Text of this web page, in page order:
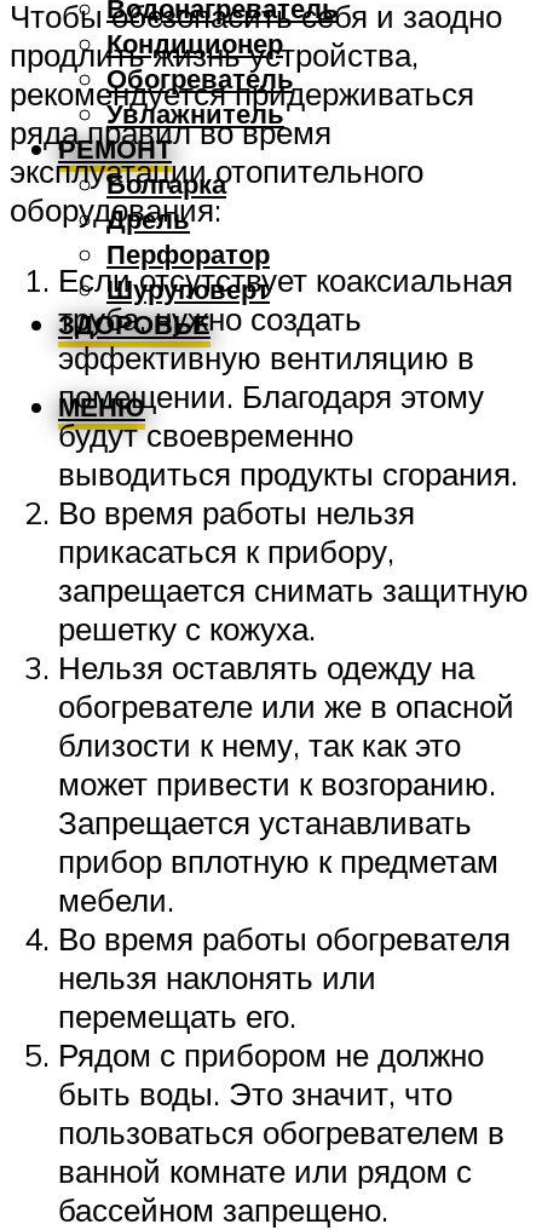
Водонагреватель
Кондиционер
Обогреватель
Увлажнитель
РЕМОНТ
Болгарка
Дрель
Перфоратор
Шуруповерт
ЗДОРОВЬЕ
МЕНЮ
Чтобы обезопасить себя и заодно
продлить жизнь устройства,
рекомендуется придерживаться
ряда правил во время
эксплуатации отопительного
оборудования:
Если отсутствует коаксиальная
труба, нужно создать
эффективную вентиляцию в
помещении. Благодаря этому
будут своевременно
выводиться продукты сгорания.
Во время работы нельзя
прикасаться к прибору,
запрещается снимать защитную
решетку с кожуха.
Нельзя оставлять одежду на
обогревателе или же в опасной
близости к нему, так как это
может привести к возгоранию.
Запрещается устанавливать
прибор вплотную к предметам
мебели.
Во время работы обогревателя
нельзя наклонять или
перемещать его.
Рядом с прибором не должно
быть воды. Это значит, что
пользоваться обогревателем в
ванной комнате или рядом с
бассейном запрещено.